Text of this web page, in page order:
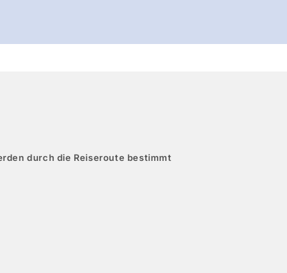
durch die Reiseroute bestimmt